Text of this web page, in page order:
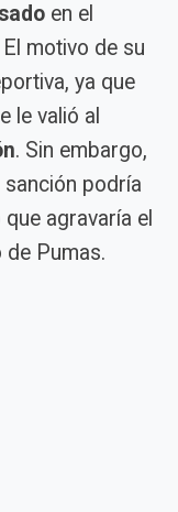
en el
motivo de su
ya que
le valió al
. Sin embargo,
sanción podría
agravaría el
Pumas.